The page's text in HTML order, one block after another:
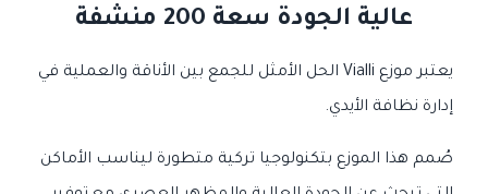
عالية الجودة سعة 200 منشفة
يعتبر موزع Vialli الحل الأمثل للجمع بين الأناقة والعملية في
إدارة نظافة الأيدي.
صُمم هذا الموزع بتكنولوجيا تركية متطورة ليناسب الأماكن